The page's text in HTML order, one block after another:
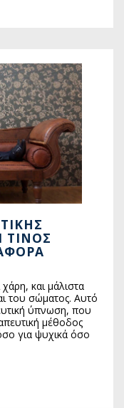
ΤΊΝΟΣ
και μάλιστα
του σώματος. Αυτό
ύπνωση, που
μέθοδος
για ψυχικά όσο